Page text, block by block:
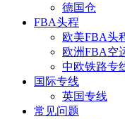
德国仓
FBA头程
欧美FBA头
欧洲FBA空
中欧铁路专
国际专线
英国专线
常见问题